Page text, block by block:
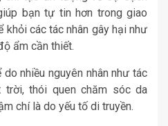
bạn tự tin hơn trong giao
khỏi các tác nhân gây hại như
ẩm cần thiết.
nhiều nguyên nhân như tác
trời, thói quen chăm sóc da
chí là do yếu tố di truyền.